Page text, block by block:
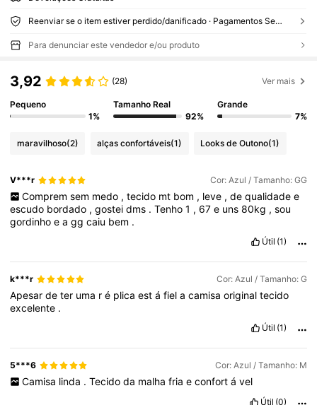
Reenviar se o item estiver perdido/danificado · Pagamentos Seguros · Proteção de privacidade
Para denunciar este vendedor e/ou produto
3,92 (28) Ver mais
Pequeno
1%
Tamanho Real
92%
Grande
7%
maravilhoso(2) alças confortáveis(1) Looks de Outono(1)
V***r Cor: Azul / Tamanho: GG
Comprem sem medo , tecido mt bom , leve , de qualidade e
escudo bordado ,gosteidms .Tenho1 , 67e uns80kg ,sou
gordinhoeaggcaiu bem .
Útil (1)
k***r Cor: Azul / Tamanho: G
Apesardeter uma ré plicaestáfielacamisaoriginaltecido
excelente .
Útil (1)
5***6 Cor: Azul / Tamanho: M
Camisa linda . Tecido da malha fria e confort á vel
Útil (0)